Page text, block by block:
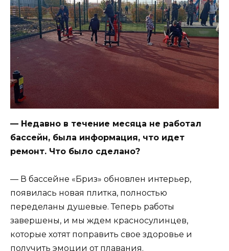
— Недавно в течение месяца не работал
бассейн, была информация, что идет
ремонт. Что было сделано?
— В бассейне «Бриз» обновлен интерьер,
появилась новая плитка, полностью
переделаны душевые. Теперь работы
завершены, и мы ждем красносулинцев,
которые хотят поправить свое здоровье и
получить эмоции от плавания.